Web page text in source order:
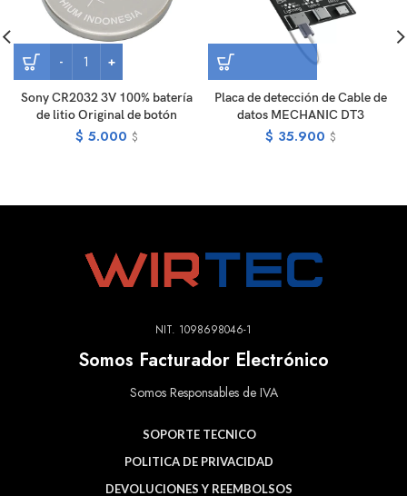
Sony CR2032 3V 100% batería
de litio Original de botón
$ 5.000 $
Placa de detección de Cable de
datos MECHANIC DT3
$ 35.900 $
NIT. 1098698046-1
Somos Facturador Electrónico
Somos Responsables de IVA
SOPORTE TECNICO
POLITICA DE PRIVACIDAD
DEVOLUCIONES Y REEMBOLSOS